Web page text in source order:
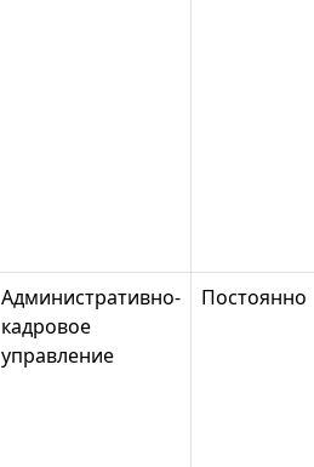
Административно-
кадровое
управление
Постоянно